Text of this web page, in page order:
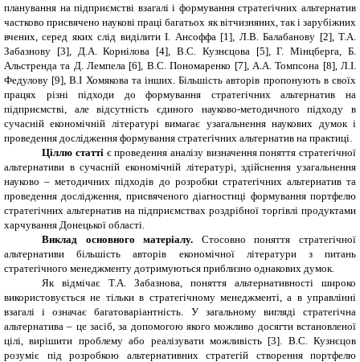
планування на підприємстві взагалі і формування стратегічних альтернатив
частково присвячено наукові праці багатьох як вітчизняних, так і зарубіжних
вчених, серед яких слід виділити І. Ансоффа [1], Л.В. Балабанову [2], Т.А.
Забазнову [3], Д.А. Корнілова [4], В.С. Кузнєцова [5], Г. Мінцберга, Б.
Альстренда та Д. Лемпела [6], В.С. Пономаренко [7], А.А. Томпсона [8], Л.І.
Федулову [9], В.І Хомякова та інших. Більшість авторів пропонують в своїх
працях різні підходи до формування стратегічних альтернатив на
підприємстві, але відсутність єдиного науково-методичного підходу в
сучасній економічній літературі вимагає узагальнення наукових думок і
проведення дослідження формування стратегічних альтернатив на практиці.
Ціллю статті є проведення аналізу визначення поняття стратегічної
альтернативи в сучасній економічній літературі, здійснення узагальнення
науково – методичних підходів до розробки стратегічних альтернатив та
проведення дослідження, присвяченого діагностиці формування портфелю
стратегічних альтернатив на підприємствах роздрібної торгівлі продуктами
харчування Донецької області.
Виклад основного матеріалу. Стосовно поняття стратегічної
альтернативи більшість авторів економічної літератури з питань
стратегічного менеджменту дотримуються приблизно однакових думок.
Як відмічає Т.А. Забазнова, поняття альтернативності широко
використовується не тільки в стратегічному менеджменті, а в управлінні
взагалі і означає багатоваріантність. У загальному вигляді стратегічна
альтернатива – це засіб, за допомогою якого можливо досягти встановленої
цілі, вирішити проблему або реалізувати можливість [3] . В.С. Кузнєцов
розуміє під розробкою альтернативних стратегій створення портфелю